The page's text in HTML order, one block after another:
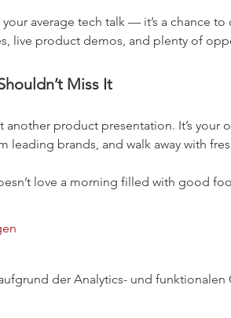
your average tech talk — it’s a chance
live product demos, and plenty of
Miss It
another product presentation. It’s
leading brands, and walk away with
love a morning filled with good
der Analytics- und